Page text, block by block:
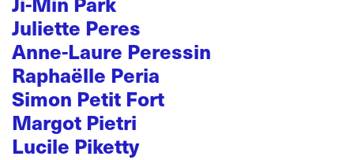
Juliette Peres
Anne-Laure Peressin
Raphaëlle Peria
Simon Petit Fort
Margot Pietri
Lucile Piketty